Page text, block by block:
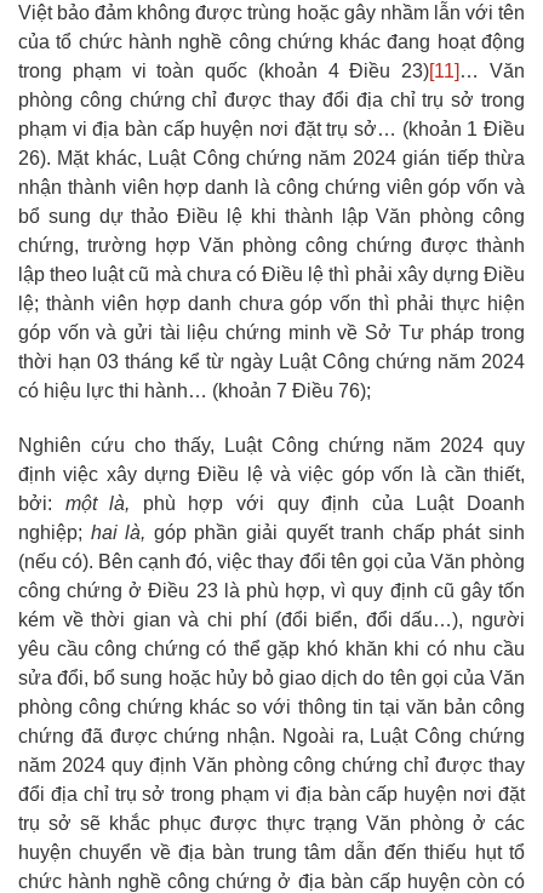
Việt bảo đảm không được trùng hoặc gây nhầm lẫn với tên
của tổ chức hành nghề công chứng khác đang hoạt động
trong phạm vi toàn quốc (khoản 4 Điều 23)[11] … Văn
phòng công chứng chỉ được thay đổi địa chỉ trụ sở trong
phạm vi địa bàn cấp huyện nơi đặt trụ sở… (khoản 1 Điều
26). Mặt khác, Luật Công chứng năm 2024 gián tiếp thừa
nhận thành viên hợp danh là công chứng viên góp vốn và
bổ sung dự thảo Điều lệ khi thành lập Văn phòng công
chứng, trường hợp Văn phòng công chứng được thành
lập theo luật cũ mà chưa có Điều lệ thì phải xây dựng Điều
lệ; thành viên hợp danh chưa góp vốn thì phải thực hiện
góp vốn và gửi tài liệu chứng minh về Sở Tư pháp trong
thời hạn 03 tháng kể từ ngày Luật Công chứng năm 2024
có hiệu lực thi hành… (khoản 7 Điều 76);
Nghiên cứu cho thấy, Luật Công chứng năm 2024 quy
định việc xây dựng Điều lệ và việc góp vốn là cần thiết,
bởi: một là, phù hợp với quy định của Luật Doanh
nghiệp; hai là, góp phần giải quyết tranh chấp phát sinh
(nếu có). Bên cạnh đó, việc thay đổi tên gọi của Văn phòng
công chứng ở Điều 23 là phù hợp, vì quy định cũ gây tốn
kém về thời gian và chi phí (đổi biển, đổi dấu…), người
yêu cầu công chứng có thể gặp khó khăn khi có nhu cầu
sửa đổi, bổ sung hoặc hủy bỏ giao dịch do tên gọi của Văn
phòng công chứng khác so với thông tin tại văn bản công
chứng đã được chứng nhận. Ngoài ra, Luật Công chứng
năm 2024 quy định Văn phòng công chứng chỉ được thay
đổi địa chỉ trụ sở trong phạm vi địa bàn cấp huyện nơi đặt
trụ sở sẽ khắc phục được thực trạng Văn phòng ở các
huyện chuyển về địa bàn trung tâm dẫn đến thiếu hụt tổ
chức hành nghề công chứng ở địa bàn cấp huyện còn có